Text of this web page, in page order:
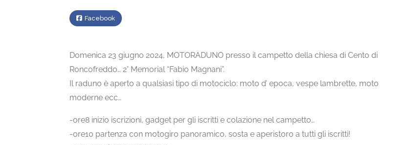
Facebook
Domenica 23 giugno 2024, MOTORADUNO presso il campetto della chiesa di Cento di
Roncofreddo… 2° Memorial “Fabio Magnani”.
Il raduno è aperto a qualsiasi tipo di motociclo: moto d’ epoca, vespe lambrette, moto
moderne ecc…
-ore8 inizio iscrizioni, gadget per gli iscritti e colazione nel campetto…
-ore10 partenza con motogiro panoramico, sosta e aperistoro a tutti gli iscritti!